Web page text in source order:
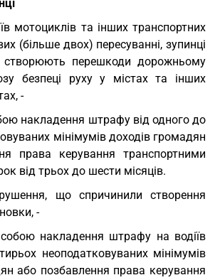
мотоциклів та інших транспортних
(більше двох) пересуванні, зупинці
створюють перешкоди дорожньому
безпеці руху у містах та інших
-
накладення штрафу від одного до
мінімумів доходів громадян
права керування транспортними
від трьох до шести місяців.
що спричинили створення
-
накладення штрафу на водіїв
неоподатковуваних мінімумів
або позбавлення права керування